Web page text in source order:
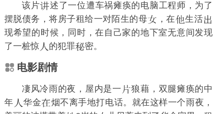
该片
述了一位遭车祸瘫痪的电脑工程师，为了
摆脱债务，将房子租给一对陌生的母
，在
生活
现希望的时候，同时，在自己家的地下室无意间发现
了一桩惊
的犯罪 密。
电影剧情
凄风冷雨的夜，屋内是一
狼藉，双腿瘫痪的中
年
华金
烟不离手地打电话。就在这样一个雨夜，